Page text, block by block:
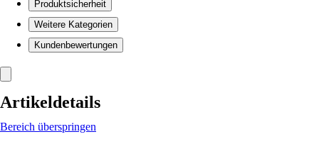
Produktsicherheit
Weitere Kategorien
Kundenbewertungen
Artikeldetails
Bereich überspringen